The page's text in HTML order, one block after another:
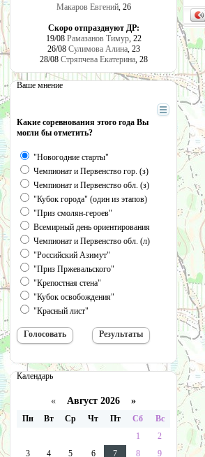
Макаров Евгений, 26
Скоро отпразднуют ДР:
19/08 Рамазанов Тимур, 22
26/08 Сулимова Алина, 23
28/08 Стряпчева Екатерина, 28
Ваше мнение
Какие соревнования этого года Вы
могли бы отметить?
"Новогодние старты"
Чемпионат и Первенство гор. (з)
Чемпионат и Первенство обл. (з)
"Кубок города" (один из этапов)
"Приз смолян-героев"
Всемирный день ориентирования
Чемпионат и Первенство обл. (л)
"Российский Азимут"
"Приз Пржевальского"
"Крепостная стена"
"Кубок освобождения"
"Красный лист"
Календарь
« Август 2026 »
Пн Вт Ср Чт Пт Сб
Вс
1
2
3
4 5 6 7 8
9